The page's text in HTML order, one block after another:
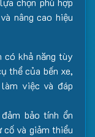
nâng cao hiệu
có khả năng tùy
thể của bến xe,
việc và đáp
bảo tính ổn
cố và giảm thiểu